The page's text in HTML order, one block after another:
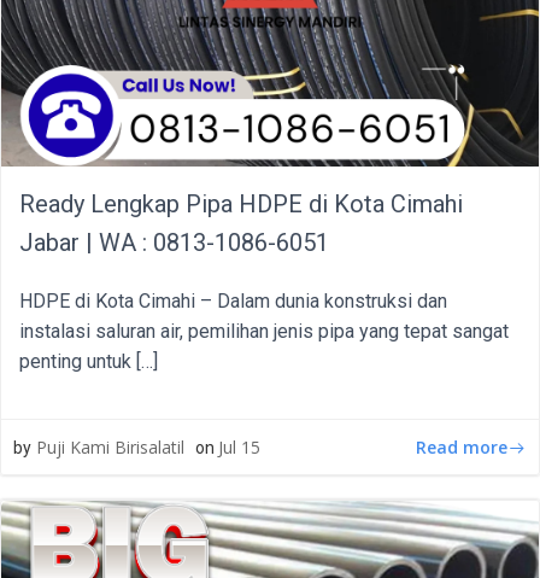
Ready Lengkap Pipa HDPE di Kota Cimahi
Jabar | WA : 0813-1086-6051
HDPE di Kota Cimahi – Dalam dunia konstruksi dan
instalasi saluran air, pemilihan jenis pipa yang tepat sangat
penting untuk […]
by Puji Kami Birisalatil on Jul 15 Read more